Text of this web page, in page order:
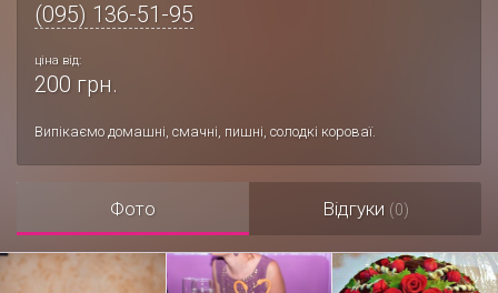
(095) 136-51-95
ціна від:
200 грн.
Випікаємо домашні, смачні, пишні, солодкі короваї.
Фото Відгуки (0)